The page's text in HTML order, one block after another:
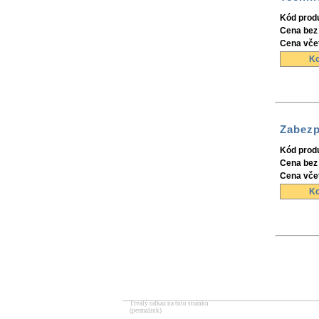
Kód
Cena
Cena
Kód
Cena
Cena
Trvalý odkaz na tuto stránku
(permalink)